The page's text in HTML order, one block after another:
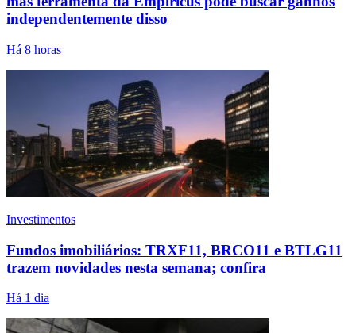
independentemente disso
Há 8 horas
Investimentos
Fundos imobiliários: TRXF11, BRCO11 e BTLG11
trazem novidades nesta semana; confira
Há 1 dia